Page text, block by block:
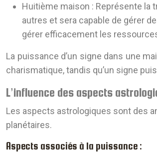
Huitième maison : Représente la
autres et sera capable de gérer
gérer efficacement les
La puissance d’un signe dans une
charismatique, tandis qu’un signe
L’influence des aspects
Les aspects astrologiques sont des
planétaires.
Aspects associés à la puissance :